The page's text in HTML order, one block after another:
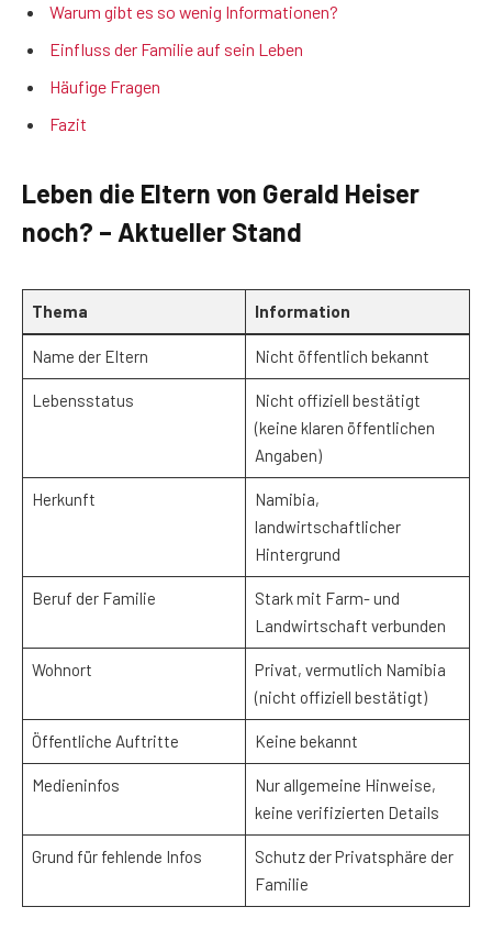
Warum gibt es so wenig Informationen?
Einfluss der Familie auf sein Leben
Häufige Fragen
Fazit
Leben die Eltern von Gerald Heiser
noch? – Aktueller Stand
Thema Information
Name der Eltern Nicht öffentlich bekannt
Lebensstatus
Nicht offiziell bestätigt
(keine klaren öffentlichen
Angaben)
Herkunft
Namibia,
landwirtschaftlicher
Hintergrund
Beruf der Familie
Stark mit Farm- und
Landwirtschaft verbunden
Wohnort
Privat, vermutlich Namibia
(nicht offiziell bestätigt)
Öffentliche Auftritte Keine bekannt
Medieninfos
Nur allgemeine Hinweise,
keine verifizierten Details
Grund für fehlende Infos
Schutz der Privatsphäre der
Familie